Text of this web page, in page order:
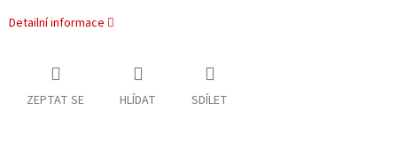
Detailní informace
ZEPTAT SE HLÍDAT SDÍLET